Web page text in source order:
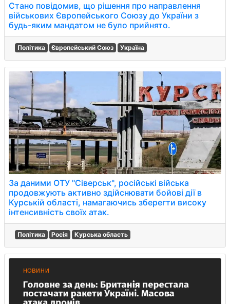
Стано повідомив, що рішення про направлення
військових Європейського Союзу до України з
будь-яким мандатом не було прийнято.
Політика Європейський Союз Україна
За даними ОТУ "Сіверськ", російські війська
продовжують активно здійснювати бойові дії в
Курській області, намагаючись зберегти високу
інтенсивність своїх атак.
Політика Росія Курська область